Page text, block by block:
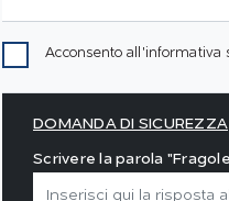
Acconsento all'informativa
DOMANDA DI SICUREZZA
Scrivere la parola